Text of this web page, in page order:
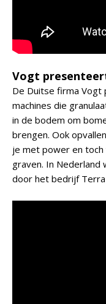
Vogt
De Duitse firma
machines die
in de bodem om
brengen. Ook
je met power en
graven. In Nederland
door het bedrijf